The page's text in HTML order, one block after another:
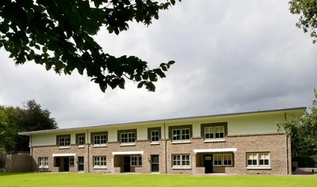
Ga terug
Menu
PLAN JE BEZOEK
NATUUR & CULTUUR
STRUIN DOOR ALLE PAGINA'S